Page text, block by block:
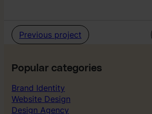
d
a
–
c
a
l
M
Previous project
Popular categories
Brand Identity
Website Design
Design Agency